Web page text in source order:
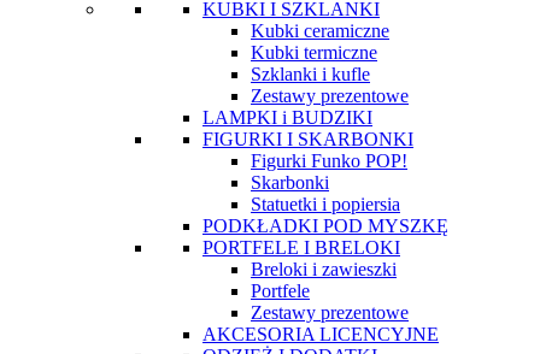
KUBKI I SZKLANKI
Kubki ceramiczne
Kubki termiczne
Szklanki i kufle
Zestawy prezentowe
LAMPKI i BUDZIKI
FIGURKI I SKARBONKI
Figurki Funko POP!
Skarbonki
Statuetki i popiersia
PODKŁADKI POD MYSZKĘ
PORTFELE I BRELOKI
Breloki i zawieszki
Portfele
Zestawy prezentowe
AKCESORIA LICENCYJNE